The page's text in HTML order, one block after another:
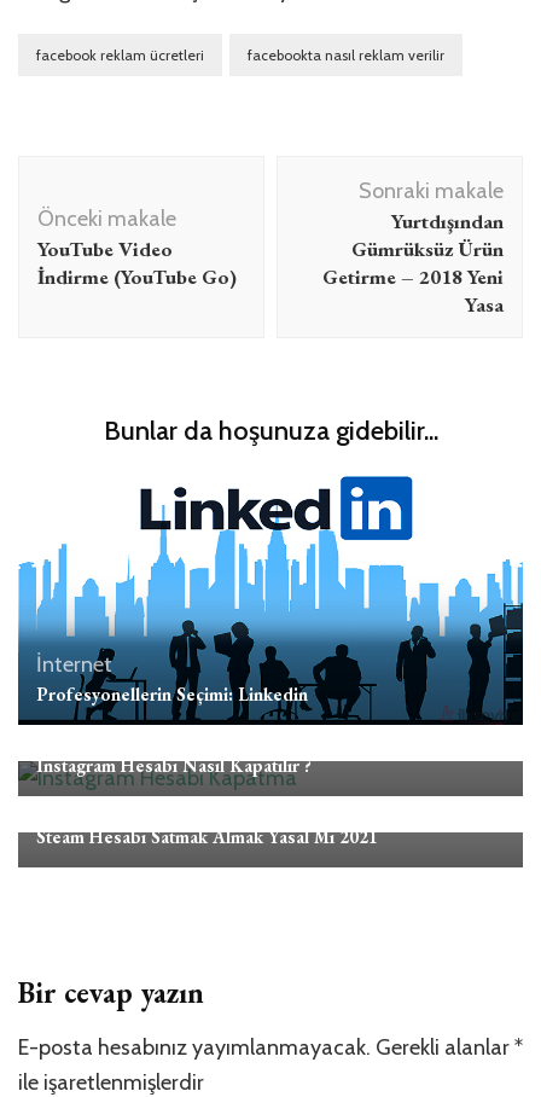
facebook reklam ücretleri facebookta nasıl reklam verilir
dolaşımı
Önceki makale
YouTube Video
İndirme (YouTube Go)
Sonraki makale
Yurtdışından
Gümrüksüz Ürün
Getirme – 2018 Yeni
Yasa
Bunlar da hoşunuza gidebilir...
İnternet
Profesyonellerin Seçimi: Linkedin
Instagram Hesabı Nasıl Kapatılır ?
Steam Hesabı Satmak Almak Yasal Mı 2021
Bir cevap yazın
E-posta hesabınız yayımlanmayacak. Gerekli alanlar*
ile işaretlenmişlerdir